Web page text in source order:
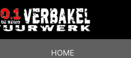
HOME